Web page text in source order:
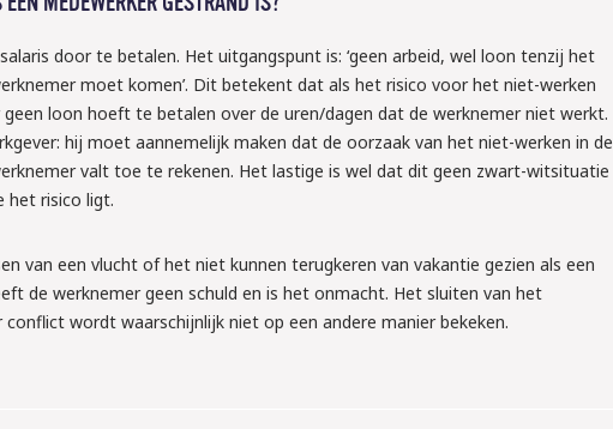
door te betalen. Het uitgangspunt is: ‘geen arbeid, wel loon tenzij het
moet komen’. Dit betekent dat als het risico voor het niet-werken
loon hoeft te betalen over de uren/dagen dat de werknemer niet werkt.
hij moet aannemelijk maken dat de oorzaak van het niet-werken in de
valt toe te rekenen. Het lastige is wel dat dit geen zwart-witsituatie
het risico ligt.
van een vlucht of het niet kunnen terugkeren van vakantie gezien als een
de werknemer geen schuld en is het onmacht. Het sluiten van het
wordt waarschijnlijk niet op een andere manier bekeken.